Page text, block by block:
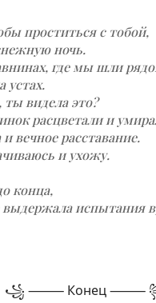
проститься с тобой,
ночь.
где мы шли
устах.
видела это?
расцветали и
вечное расставание.
и ухожу.
конца,
испытания
꧁ ⸻ Конец ⸻